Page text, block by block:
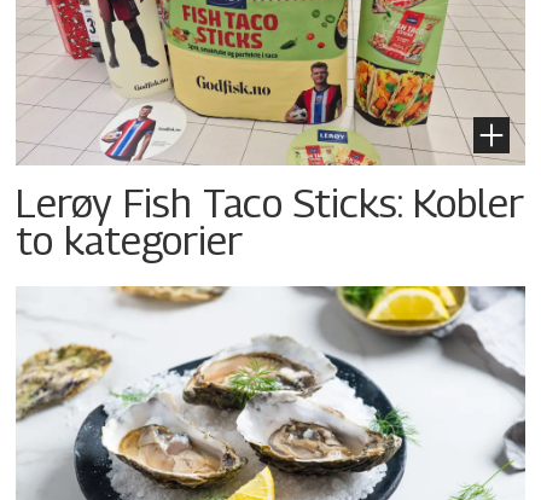
Lerøy Fish Taco Sticks: Kobler
to kategorier